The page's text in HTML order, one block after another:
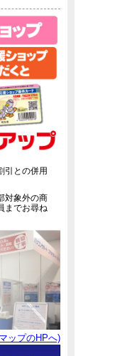
引との併用
対象外の商
までお尋ね
ップのHPへ)